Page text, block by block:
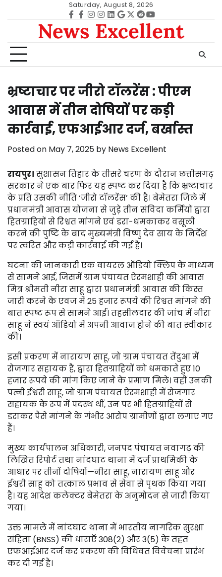
Saturday, August 8, 2026
Facebook
facebook
Instagram
instagram
Linkedin
google
Twitter
redditYoutube
News Excellent
भ्रष्टाचार पर जीरो टॉलरेंस : पीएम
आवास में तीन दोषियों पर कड़ी
कार्रवाई, एफआईआर दर्ज, बर्खास्त
Posted on May 7, 2025 by News Excellent
रायपुर। सुशासन तिहार के तीसरे चरण के दौरान छत्तीसगढ़
सरकार ने एक बार फिर यह स्पष्ट कर दिया है कि भ्रष्टाचार
के प्रति उसकी नीति ‘जीरो टॉलरेंस’ की है। बेमेतरा जिले में
प्रधानमंत्री आवास योजना से जुड़े तीन संविदा कर्मियों द्वारा
हितग्राहियों से रिश्वत मांगने एवं डरा-धमकाकर वसूली
करने की पुष्टि के बाद मुख्यमंत्री विष्णु देव साय के निर्देश
पर त्वरित और कड़ी कार्रवाई की गई है।
घटना की जानकारी एक वायरल ऑडियो क्लिप के माध्यम
से सामने आई, जिसमें ग्राम पंचायत ऐरमशाही की आवास
मित्र श्रीमती नीरा साहू द्वारा प्रधानमंत्री आवास की किस्त
जारी करने के एवज में 25 हजार रूपये की रिश्वत मांगने की
बात स्पष्ट रूप से सामने आई। तहसीलदार की जांच में नीरा
साहू ने स्वयं ऑडियो में अपनी आवाज होने की बात स्वीकार
की।
इसी प्रकरण में नारायण साहू, जो ग्राम पंचायत तेंदुआ में
रोजगार सहायक हैं, द्वारा हितग्राहियों को धमकाते हुए 10
हजार रूपये की मांग किए जाने के प्रमाण मिले। वहीं उनकी
पत्नी ईश्वरी साहू, जो ग्राम पंचायत ऐरमशाही में रोजगार
सहायक के रूप में पदस्थ थीं, उन पर भी हितग्राहियों से
डराकर पैसे मांगने के गंभीर आरोप ग्रामीणों द्वारा लगाए गए
हैं।
मुख्य कार्यपालन अधिकारी, जनपद पंचायत नवागढ़ की
लिखित रिपोर्ट तथा नांदघाट थाना में दर्ज प्राथमिकी के
आधार पर तीनों दोषियों—नीरा साहू, नारायण साहू और
ईश्वरी साहू को तत्काल प्रभाव से सेवा से पृथक किया गया
है। यह आदेश कलेक्टर बेमेतरा के अनुमोदन से जारी किया
गया।
उक्त मामले में नांदघाट थाना में भारतीय नागरिक सुरक्षा
संहिता (BNSS) की धाराएँ 308(2) और 3(5) के तहत
एफआईआर दर्ज कर प्रकरण की विधिवत विवेचना प्रारंभ
कर दी गई है।